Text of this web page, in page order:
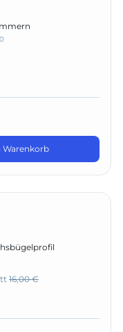
Warenkorb
16,00 €